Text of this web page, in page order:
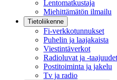
Lentomatkustaja
Miehittämätön ilmailu
Tietoliikenne
Fi-verkkotunnukset
Puhelin ja laajakaista
Viestintäverkot
Radioluvat ja -taajuudet
Postitoiminta ja jakelu
Tv ja radio